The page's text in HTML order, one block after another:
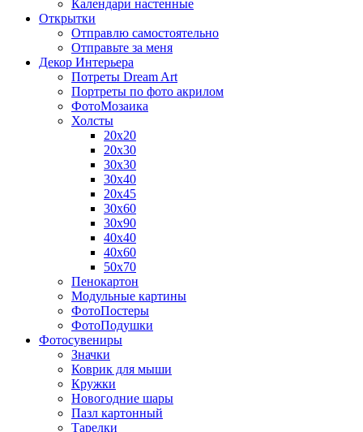
Календари настенные
Открытки
Отправлю самостоятельно
Отправьте за меня
Декор Интерьера
Потреты Dream Art
Портреты по фото акрилом
ФотоМозаика
Холсты
20х20
20х30
30х30
30х40
20х45
30х60
30х90
40х40
40х60
50х70
Пенокартон
Модульные картины
ФотоПостеры
ФотоПодушки
Фотоcувениры
Значки
Коврик для мыши
Кружки
Новогодние шары
Пазл картонный
Тарелки